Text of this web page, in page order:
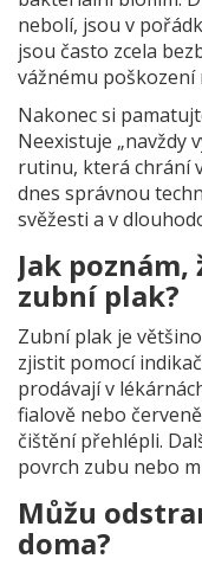
nebolí, jsou v
jsou často zcela
vážnému
Nakonec si
Neexistuje „navždy
rutinu, která chrání
dnes správnou
svěžesti a v
Jak poznám,
zubní plak?
Zubní plak je
zjistit pomocí
prodávají v
fialově nebo
čištění přehlépli.
povrch zubu nebo
Můžu
doma?